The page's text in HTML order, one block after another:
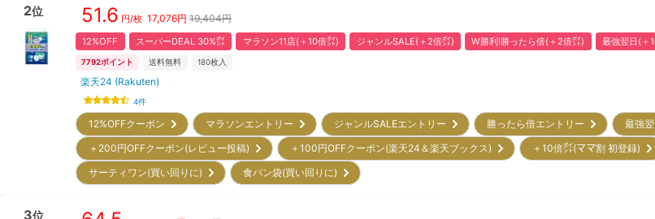
2位 51.6 円/枚 17,076円 19,404円
12%OFF スーパーDEAL 30%㌽ マラソン11店(＋10倍㌽) ジャンルSALE(＋2倍㌽) W勝利!勝ったら倍(＋2倍㌽) 最強翌日(＋
7792ポイント 送料無料 180枚入
楽天24 (Rakuten)
4件
12%OFFクーポン マラソンエントリー ジャンルSALEエントリー 勝ったら倍エントリー 最強
＋200円OFFクーポン(レビュー投稿)
＋100円OFFクーポン(楽天24＆楽天ブックス) ＋10倍㌽(ママ割 初登録)
サーティワン(買い回りに)
食パン袋(買い回りに)
3位